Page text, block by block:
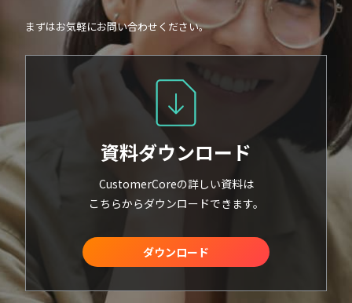
まずはお気軽にお問い合わせください。
資料ダウンロード
CustomerCoreの詳しい資料は
こちらからダウンロードできます。
ダウンロード